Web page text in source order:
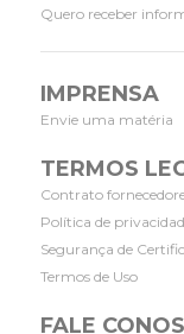
Quero receber
IMPRENSA
Envie uma matéria
TERMOS
Contrato
Política de
Segurança de
Termos de Uso
FALE